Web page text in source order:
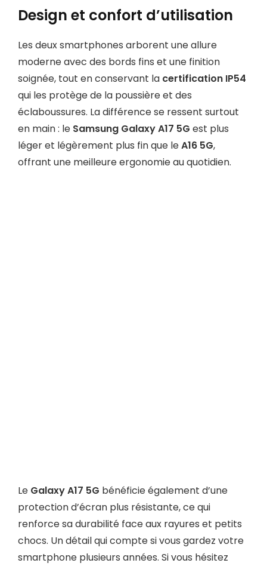
Design et confort d’utilisation
Les deux smartphones arborent une allure
moderne avec des bords fins et une finition
soignée, tout en conservant la certification IP54
qui les protège de la poussière et des
éclaboussures. La différence se ressent surtout
en main : le Samsung Galaxy A17 5G est plus
léger et légèrement plus fin que leA16 5G,
offrant une meilleure ergonomie au quotidien.
Le Galaxy A17 5G bénéficie également d’une
protection d’écran plus résistante, ce qui
renforce sa durabilité face aux rayures et petits
chocs. Un détail qui compte si vous gardez votre
smartphone plusieurs années. Si vous hésitez